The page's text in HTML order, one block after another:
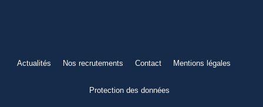
Actualités Nos recrutements Contact Mentions légales
Protection des données